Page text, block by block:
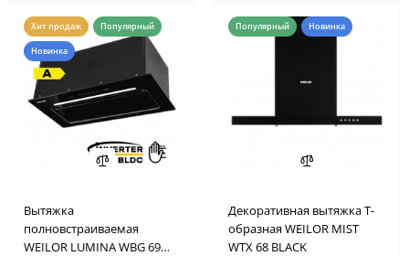
Хит продаж Популярный
Новинка
Вытяжка
полновстраиваемая
WEILOR LUMINA WBG 69
Популярный Новинка
Декоративная вытяжка Т-
образная WEILOR MIST
WTX 68 BLACK